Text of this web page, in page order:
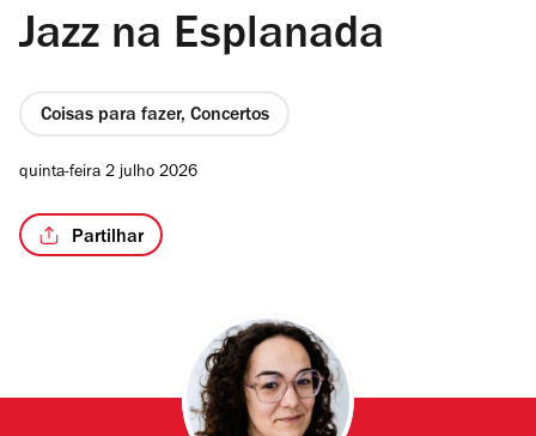
Jazz na Esplanada
Coisas para fazer, Concertos
quinta-feira 2 julho 2026
Partilhar